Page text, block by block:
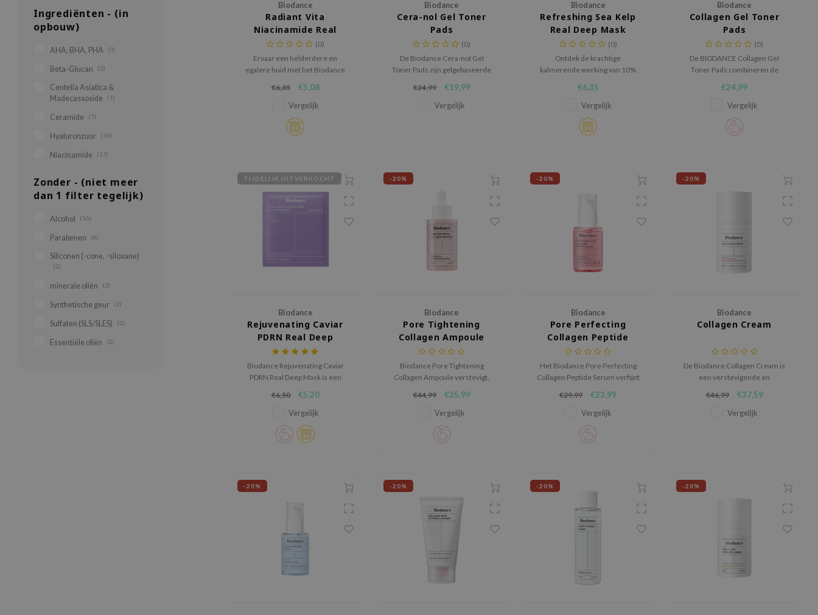
Ingrediënten - (in
opbouw)
AHA, BHA, PHA (3)
Beta-Glucan (2)
Centella Asiatica &
Madecassoside
(1)
Ceramide (7)
Hyaluronzuur (16)
Niacinamide (17)
Zonder - (niet meer
dan 1 filter tegelijk)
Alcohol (16)
Parabenen (6)
Siliconen (-cone, -siloxane)
(2)
minerale oliën (2)
Synthetische geur (2)
Sulfaten (SLS/SLES) (2)
Essentiële oliën (2)
Biodance
Radiant Vita
Niacinamide Real
Deep Mask
(0)
Ervaar een helderdere en
egalere huid met het Biodance
Deep Mask, een diep
hydraterend hydrogelmasker
dat is ontwikkeld om
pigmentvlekken, melasma en
€6,35 €5,08
Vergelijk
Biodance
Cera-nol Gel Toner
Pads
(0)
De Biodance Cera-nol Gel
Toner Pads zijn gelgebaseerde
verlichting en diepe hydratatie
bieden voor de droge en
€24,99 €19,99
Vergelijk
Biodance
Refreshing Sea Kelp
Real Deep Mask
(0)
Ontdek de krachtige
kalmerende werking van 10%
Refreshing Sea Kelp Real Deep
Mask– een hydraterend
hydrogelmasker dat de huid
verzacht, in balans brengt en
€6,35
Vergelijk
Biodance
Collagen Gel Toner
Pads
(0)
De BIODANCE Collagen Gel
Toner Pads combineren de
hydrogelmasker met het gemak
van toner pads voor een snelle
en doeltreffende
huidverzorging.
€24,99
Vergelijk
TIJDELIJK UITVERKOCHT
Biodance
Rejuvenating Caviar
PDRN Real Deep
Mask
Biodance Rejuvenating Caviar
PDRN Real Deep Mask is een
dat helpt de huid te herstellen,
te verstevigen en een gezonde
glow te geven.
€6,50 €5,20
Vergelijk
-20%
Biodance
Pore Tightening
Collagen Ampoule
Biodance Pore Tightening
Collagen Ampoule verstevigt,
met 74% collageen voor een
gladdere, frisse en elastische
huid.
€44,99 €35,99
Vergelijk
-20%
Biodance
Pore Perfecting
Collagen Peptide
Serum
Het Biodance Pore Perfecting
Collagen Peptide Serum verfijnt
huid glad en stevig.
€29,99 €23,99
Vergelijk
-20%
Biodance
Collagen Cream
De Biodance Collagen Cream is
een verstevigende en
die de elasticiteit van de huid
verbetert en poriën helpt
€46,99 €37,59
Vergelijk
-20% -20% -20% -20%